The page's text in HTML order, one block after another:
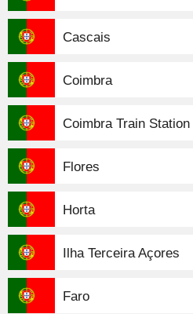
Cascais
Coimbra
Coimbra Train Station
Flores
Horta
Ilha Terceira Açores
Faro